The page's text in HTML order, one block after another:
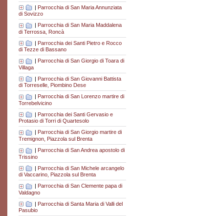
| Parrocchia di San Maria Annunziata
di Sovizzo
| Parrocchia di San Maria Maddalena
di Terrossa, Roncà
| Parrocchia dei Santi Pietro e Rocco
di Tezze di Bassano
Parrocchia di San Giorgio di Toara di
Villaga
| Parrocchia di San Giovanni Battista
di Torreselle, Piombino Dese
Parrocchia di San Lorenzo martire di
Torrebelvicino
| Parrocchia dei Santi Gervasio e
Protasio di Torri di Quartesolo
Parrocchia di San Giorgio martire di
Tremignon, Piazzola sul Brenta
| Parrocchia di San Andrea apostolo di
Trissino
| Parrocchia di San Michele arcangelo
di Vaccarino, Piazzola sul Brenta
| Parrocchia di San Clemente papa di
Valdagno
| Parrocchia di Santa Maria di Valli del
Pasubio